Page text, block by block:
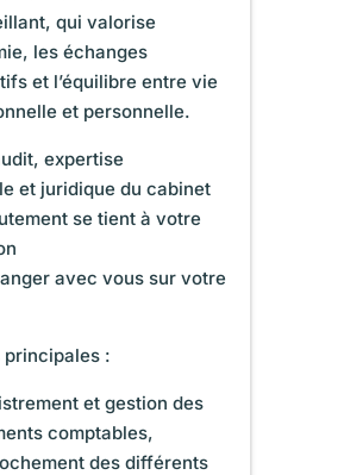
qui valorise
les échanges
et l’équilibre entre vie
et personnelle.
expertise
et juridique du cabinet
se tient à votre
avec vous sur votre
principales :
et gestion des
comptables,
des différents